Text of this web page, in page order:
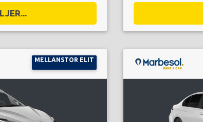
MELLANSTOR ELIT